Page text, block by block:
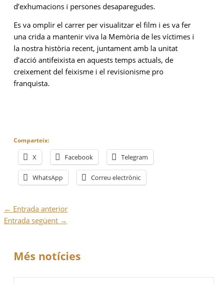
d’exhumacions i persones desaparegudes.
Es va omplir el carrer per visualitzar el film i es va fer
una crida a mantenir viva la Memòria de les víctimes i
la nostra història recent, juntament amb la unitat
d’acció antifeixista en aquests temps actuals, de
creixement del feixisme i el revisionisme pro
franquista.
Comparteix:
X Facebook Telegram
WhatsApp Correu electrònic
← Entrada anterior
Entrada següent →
Més notícies